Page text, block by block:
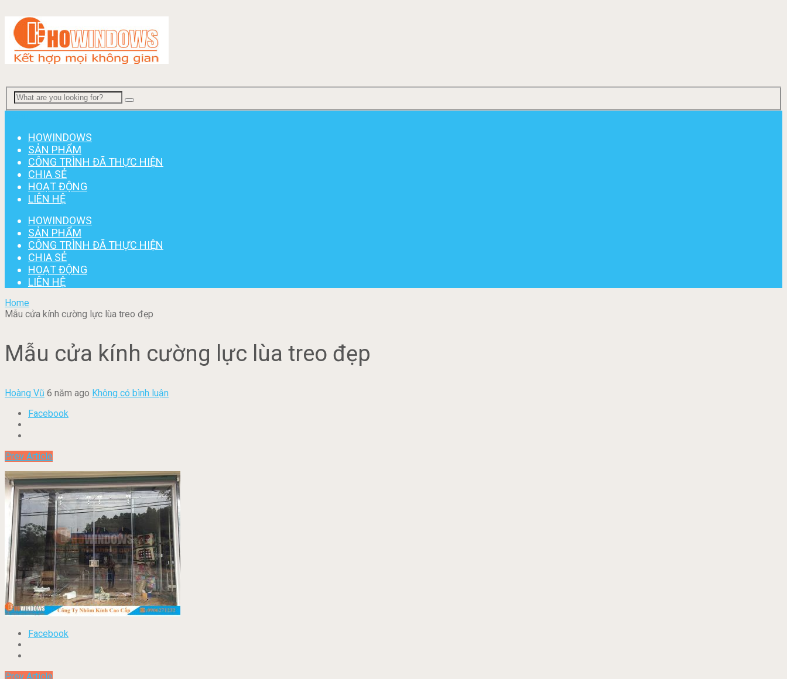
HOWINDOWS
SẢN PHẨM
CÔNG TRÌNH ĐÃ THỰC HIỆN
CHIA SẺ
HOẠT ĐỘNG
LIÊN HỆ
HOWINDOWS
SẢN PHẨM
CÔNG TRÌNH ĐÃ THỰC HIỆN
CHIA SẺ
HOẠT ĐỘNG
LIÊN HỆ
Home
Mẫu cửa kính cường lực lùa treo đẹp
Mẫu cửa kính cường lực lùa treo đẹp
Hoàng Vũ 6 năm ago Không có bình luận
Facebook
Prev Article
Facebook
Prev Article